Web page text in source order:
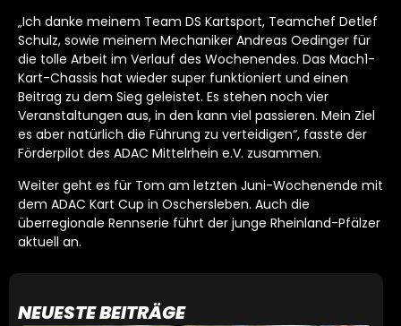
NEUESTE BEITRÄGE
„Ich danke meinem Team DS Kartsport, Teamchef Detlef
Schulz, sowie meinem Mechaniker Andreas Oedinger für
die tolle Arbeit im Verlauf des Wochenendes. Das Mach1-
Kart-Chassis hat wieder super funktioniert und einen
Beitrag zu dem Sieg geleistet. Es stehen noch vier
Veranstaltungen aus, in den kann viel passieren. Mein Ziel
es aber natürlich die Führung zu verteidigen“, fasste der
Förderpilot des ADAC Mittelrhein e.V. zusammen.
Weiter geht es für Tom am letzten Juni-Wochenende mit
dem ADAC Kart Cup in Oschersleben. Auch die
überregionale Rennserie führt der junge Rheinland-Pfälzer
aktuell an.